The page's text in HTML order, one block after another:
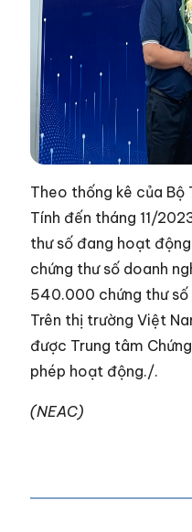
Theo thống kê của Bộ
Tính đến tháng 11/
thư số đang hoạt
chứng thư số doanh
540.000 chứng thư
Trên thị trường Việt
được Trung tâm
phép hoạt động./.
(NEAC)